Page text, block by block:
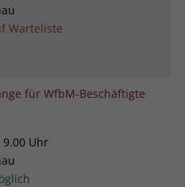
Warteliste
für WfbM-Beschäftigte
9.00 Uhr